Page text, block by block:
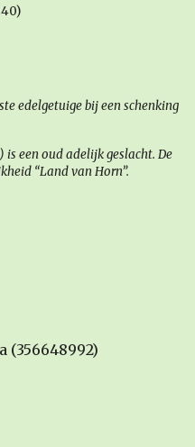
edelgetuige bij een schenking
een oud adelijk geslacht. De
“Land van Horn”.
(356648992)